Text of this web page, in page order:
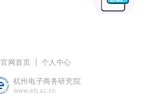
官网首页
个人中心
杭州电子商务研究院
www.eb.ac.cn